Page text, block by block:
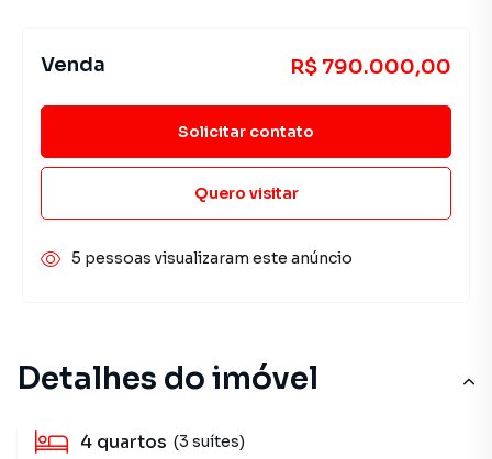
Detalhes do imóvel
4 quartos (3 suítes)
Venda R$ 790.000,00
Solicitar contato
Quero visitar
5 pessoas visualizaram este anúncio